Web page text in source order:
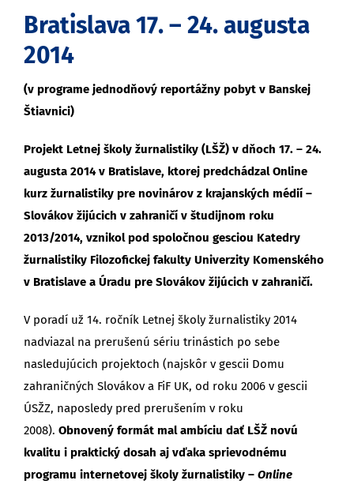
Bratislava 17. – 24. augusta
2014
(v programe jednodňový reportážny pobyt v Banskej
Štiavnici)
Projekt Letnej školy žurnalistiky (LŠŽ) v dňoch 17. – 24.
augusta 2014 v Bratislave, ktorej predchádzal Online
kurz žurnalistiky pre novinárov z krajanských médií –
Slovákov žijúcich v zahraničí v študijnom roku
2013/2014, vznikol pod spoločnou gesciou Katedry
žurnalistiky Filozofickej fakulty Univerzity Komenského
v Bratislave a Úradu pre Slovákov žijúcich v zahraničí.
V poradí už 14. ročník Letnej školy žurnalistiky 2014
nadviazal na prerušenú sériu trinástich po sebe
nasledujúcich projektoch (najskôr v gescii Domu
zahraničných Slovákov a FiF UK, od roku 2006 v gescii
ÚSŽZ, naposledy pred prerušením v roku
2008). Obnovený formát mal ambíciu dať LŠŽ novú
kvalitu i praktický dosah aj vďaka sprievodnému
programu internetovej školy žurnalistiky – Online